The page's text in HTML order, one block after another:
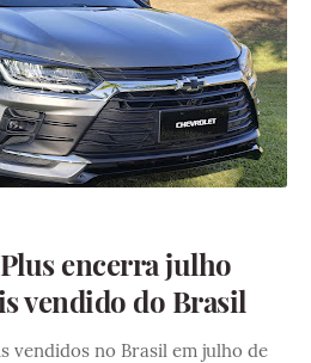
encerra julho
vendido do Brasil
vendidos no Brasil em julho de